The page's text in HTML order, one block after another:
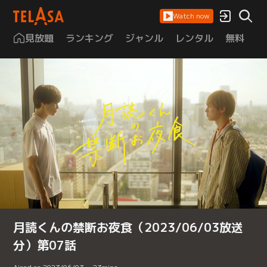
Watch now
見放題 ランキング ジャンル レンタル 無料
月読くんの禁断お夜食（2023/06/03放送
分）第07話